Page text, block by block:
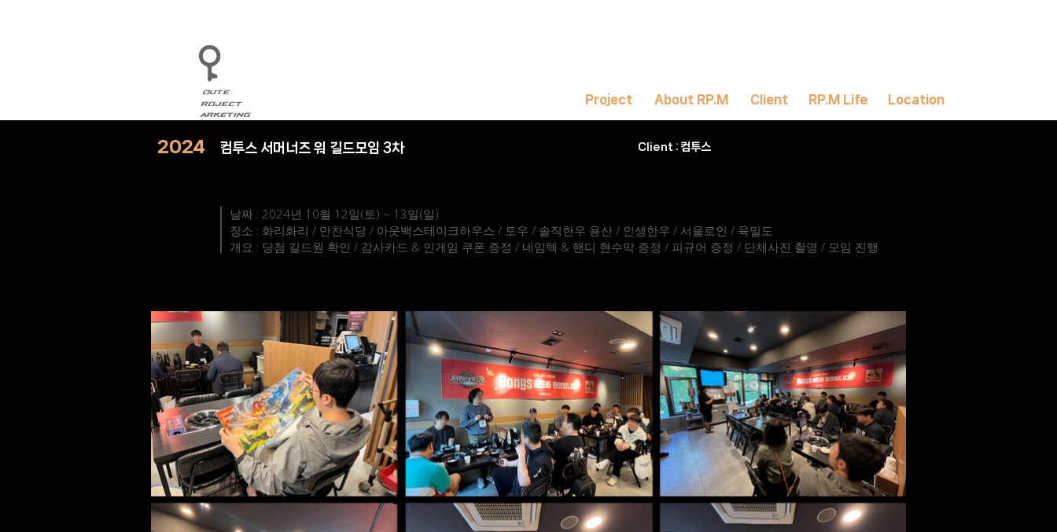
Project About RP.M Client RP.M Life Location
2024 컴투스 서머너즈 워 길드모임 3차 Client : 컴투스
날짜 : 2024년 10월 12일(토) ~ 13일(일)
장소 : 화리화리 / 만찬식당 / 아웃백스테이크하우스 / 토우 / 솔직한우 용산 / 인생한우 / 서울로인 / 육밀도
개요 : 당첨 길드원 확인 / 감사카드 & 인게임 쿠폰 증정 / 네임텍 & 핸디 현수막 증정 / 피규어 증정 / 단체사진 촬영 / 모임 진행